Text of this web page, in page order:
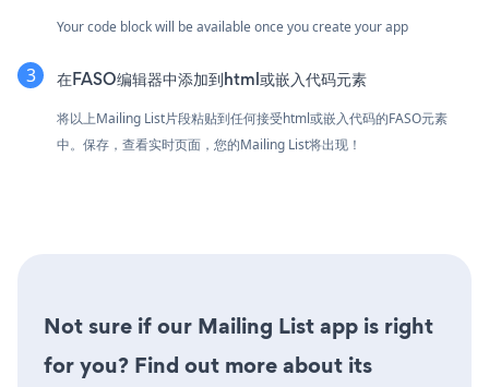
Your code block will be available once you create your app
在FASO编辑器中添加到html或嵌入代码元素
将以上Mailing List片段粘贴到任何接受html或嵌入代码的FASO元素
中。保存，查看实时页面，您的Mailing List将出现！
Not sure if our Mailing List app is right
for you? Find out more about its